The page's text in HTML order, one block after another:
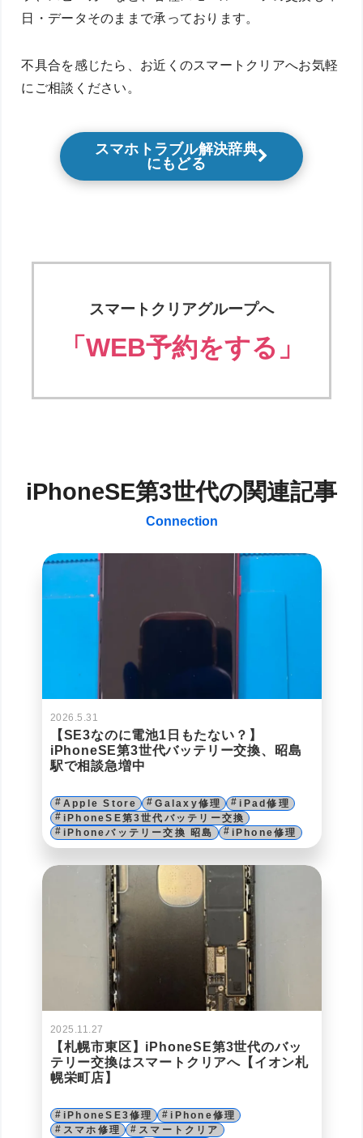
日・データそのままで承っております。
不具合を感じたら、お近くのスマートクリアへお気軽
にご相談ください。
スマホトラブル解決辞典
にもどる
スマートクリアグループへ
「WEB予約をする」
iPhoneSE第3世代の関連記事
Connection
2026.5.31
【SE3なのに電池1日もたない？】
iPhoneSE第3世代バッテリー交換、昭島
駅で相談急増中
Apple Store Galaxy修理
iPad修理
iPhoneSE第3世代バッテリー交換
iPhoneバッテリー交換 昭島
iPhone修理
2025.11.27
【札幌市東区】iPhoneSE第3世代のバッ
テリー交換はスマートクリアへ【イオン札
幌栄町店】
iPhoneSE3修理
iPhone修理
スマホ修理
スマートクリア